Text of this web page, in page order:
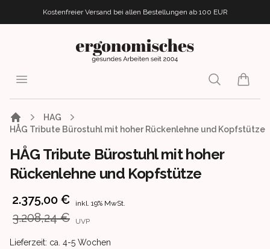
Kostenfreier Versand bei allen Bestellungen ab 100 EUR
ergonomisches.de
Open menu Search
items
HAG
HÅG Tribute Bürostuhl mit hoher Rückenlehne und Kopfstütze
HÅG Tribute Bürostuhl mit hoher
Rückenlehne und Kopfstütze
Product information
2.375,00 € inkl. 19% MwSt.
3.208,24 € UVP
Product delivery information
Lieferzeit: ca. 4-5 Wochen